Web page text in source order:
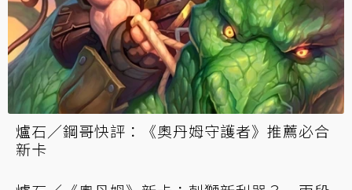
爐石／《奧丹姆》九職強度排名預測 戰法賊
獵持續統治環境？